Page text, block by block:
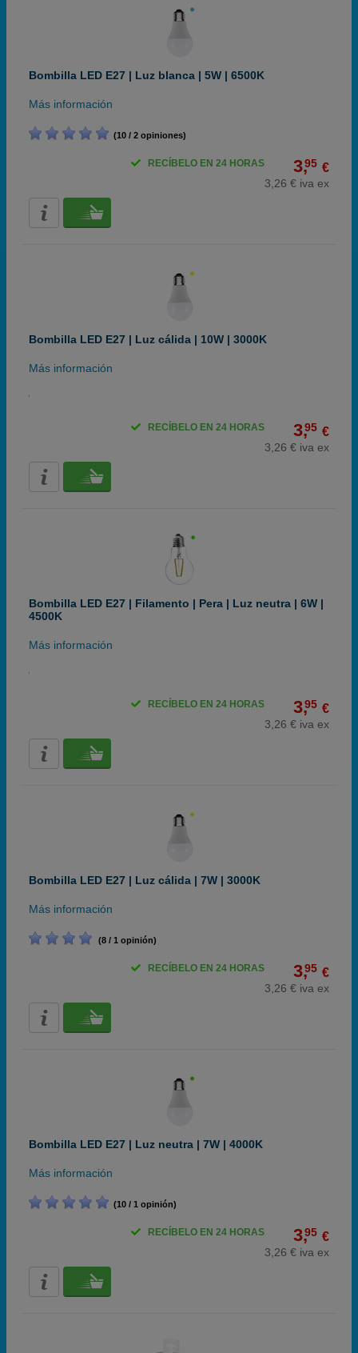
Bombilla LED E27 | Luz blanca | 5W | 6500K
Más información
(10 / 2 opiniones)
3,95 €
3,26 € iva ex
RECÍBELO EN 24 HORAS
Bombilla LED E27 | Luz cálida | 10W | 3000K
Más información
3,95 €
3,26 € iva ex
RECÍBELO EN 24 HORAS
Bombilla LED E27 | Filamento | Pera | Luz neutra | 6W |
4500K
Más información
3,95 €
3,26 € iva ex
RECÍBELO EN 24 HORAS
Bombilla LED E27 | Luz cálida | 7W | 3000K
Más información
(8 / 1 opinión)
3,95 €
3,26 € iva ex
RECÍBELO EN 24 HORAS
Bombilla LED E27 | Luz neutra | 7W | 4000K
Más información
(10 / 1 opinión)
3,95 €
3,26 € iva ex
RECÍBELO EN 24 HORAS